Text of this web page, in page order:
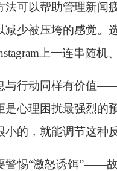
法可以帮助管理新闻
减少被压垮的感觉。
上一连串随机
与行动同样有价值——
是心理困扰最强烈的
小的，就能调节这种
警惕“激怒诱饵”——